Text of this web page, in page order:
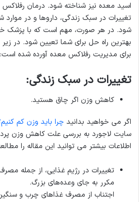
اسید معده نیز شناخته شود. درمان
تغییرات در سبک زندگی، داروها و در موارد
شود. در هر صورت، مهم است که با پزشک
بهترین راه حل برای شما تعیین شود. در
برای مدیریت رفلاکس معده آورده شده است:
تغییرات در سبک زندگی:
کاهش وزن اگر چاق هستید.
اگر می خواهید بدانید چرا باید وزن کم
سایت لاجورد به بررسی علت کاهش وزن
اطلاعات بیشتر می توانید این مقاله را
تغییرات در رژیم غذایی، از جمله
مکرر به جای وعده‌های بزرگ.
اجتناب از مصرف غذاهای چرب و